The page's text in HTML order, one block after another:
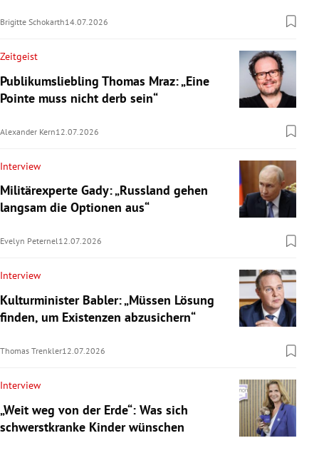
Brigitte Schokarth14.07.2026
Zeitgeist
Publikumsliebling Thomas Mraz: „Eine
Pointe muss nicht derb sein“
Alexander Kern12.07.2026
Interview
Militärexperte Gady: „Russland gehen
langsam die Optionen aus“
Evelyn Peternel12.07.2026
Interview
Kulturminister Babler: „Müssen Lösung
finden, um Existenzen abzusichern“
Thomas Trenkler12.07.2026
Interview
„Weit weg von der Erde“: Was sich
schwerstkranke Kinder wünschen